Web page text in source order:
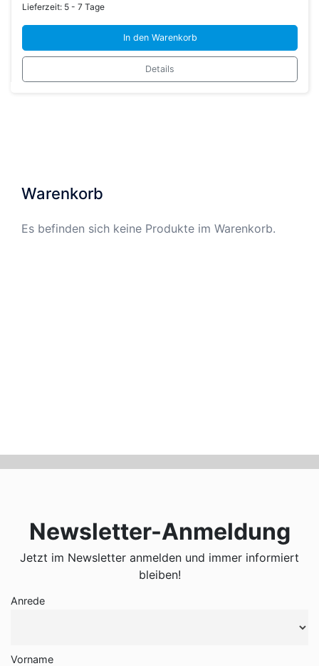
Lieferzeit: 5 - 7 Tage
In den Warenkorb
Details
Warenkorb
Es befinden sich keine Produkte im Warenkorb.
Newsletter-Anmeldung
Jetzt im Newsletter anmelden und immer informiert
bleiben!
Anrede
Vorname